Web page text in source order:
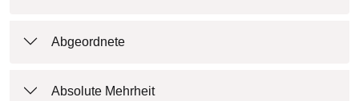
Abgeordnete
Absolute Mehrheit